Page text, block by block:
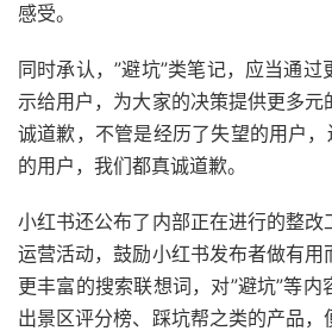
感受。
同时承认，”避坑”类笔记，应当通
示给用户，为大家的决策提供更多
诚道歉，不管是经历了失望的用户，
的用户，我们都真诚道歉。
小红书还公布了内部正在进行的整改
运营活动，鼓励小红书发布者做有
更丰富的搜索联想词，对”避坑”等
出景区评分榜、踩坑帮之类的产品，